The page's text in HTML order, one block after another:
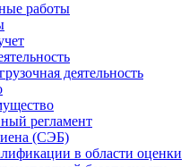
работы
деятельность
регламент
(СЭБ)
в области оценки